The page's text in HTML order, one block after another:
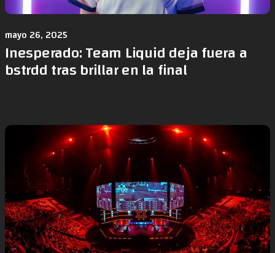
mayo 26, 2025
Inesperado: Team Liquid deja fuera a
bstrdd tras brillar en la final